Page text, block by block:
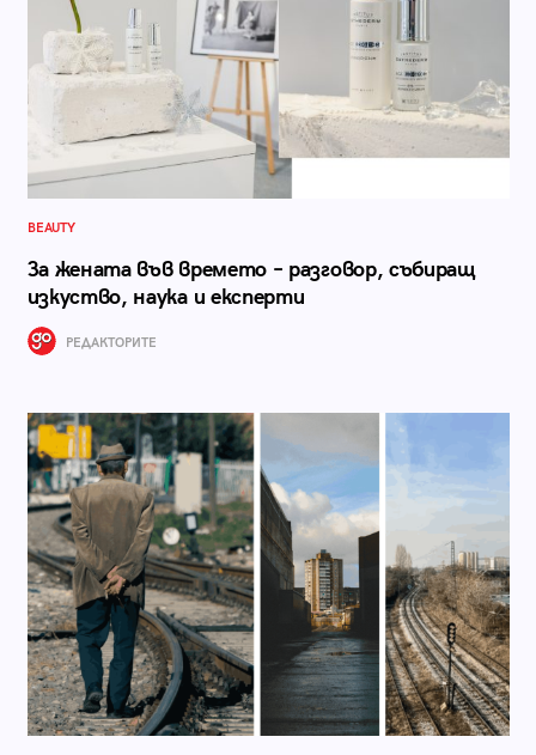
BEAUTY
За жената във времето – разговор, събиращ
изкуство, наука и експерти
РЕДАКТОРИТЕ